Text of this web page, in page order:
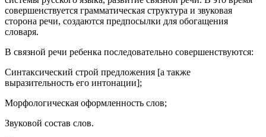
совершенствуется грамматическая структура и звуковая
сторона речи, создаются предпосылки для обогащения
словаря.
В связной речи ребенка последовательно совершенствуются:
Синтаксический строй предложения [а также
выразительность его интонации];
Морфологическая оформленность слов;
Звуковой состав слов.